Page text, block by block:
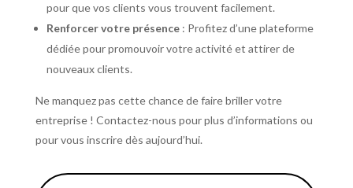
pour que vos clients vous trouvent facilement.
Renforcer votre présence : Profitez d’une plateforme
dédiée pour promouvoir votre activité et attirer de
nouveaux clients.
Ne manquez pas cette chance de faire briller votre
entreprise ! Contactez-nous pour plus d’informations ou
pour vous inscrire dès aujourd’hui.